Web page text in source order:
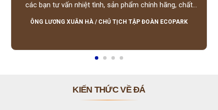
các bạn tư vấn nhiệt tình, sản phẩm chính hãng, chất
lượng tốt, giá hợp lý, hỗ trợ tận tình.
ÔNG LƯƠNG XUÂN HÀ / CHỦ TỊCH TẬP ĐOÀN ECOPARK
KIẾN THỨC VỀ ĐÁ